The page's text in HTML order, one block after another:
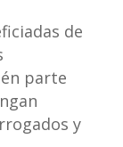
de
parte
y